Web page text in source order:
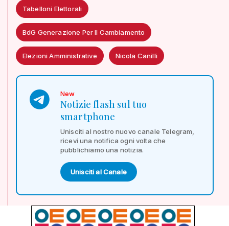
Tabelloni Elettorali
BdG Generazione Per Il Cambiamento
Elezioni Amministrative Nicola Canilli
New
Notizie flash sul tuo
smartphone
Unisciti al nostro nuovo canale Telegram,
ricevi una notifica ogni volta che
pubblichiamo una notizia.
Unisciti al Canale